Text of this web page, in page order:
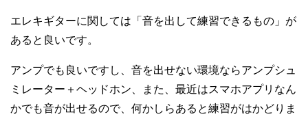
エレキギターに関しては「音を出して練習できるもの」が
あると良いです。
アンプでも良いですし、音を出せない環境ならアンプシュ
ミレーター＋ヘッドホン、また、最近はスマホアプリなん
かでも音が出せるので、何かしらあると練習がはかどりま